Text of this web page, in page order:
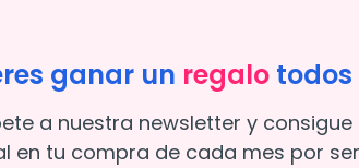
ganar un regalo todos
a nuestra newsletter y consigue
en tu compra de cada mes por